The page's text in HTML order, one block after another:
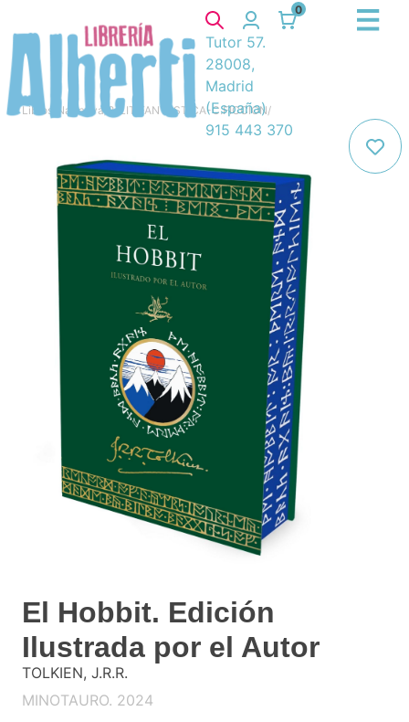
0
Tutor 57.
28008,
Madrid
(España)
915 443 370
Libros Narrativa/ 8. LIT.FANTASTICA-C.FICCION/
El Hobbit. Edición
Ilustrada por el Autor
TOLKIEN, J.R.R.
MINOTAURO. 2024